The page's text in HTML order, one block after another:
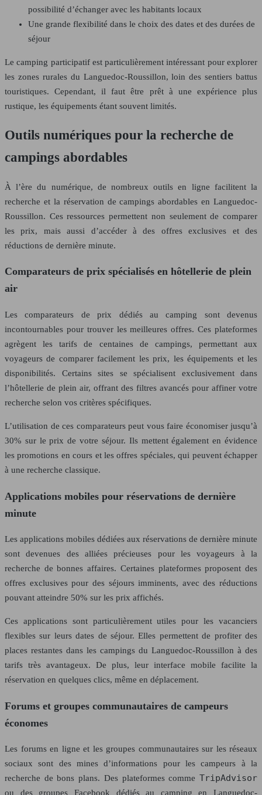
possibilité d’échanger avec les habitants locaux
Une grande flexibilité dans le choix des dates et des durées de
séjour
Le camping participatif est particulièrement intéressant pour explorer
les zones rurales du Languedoc-Roussillon, loin des sentiers battus
touristiques. Cependant, il faut être prêt à une expérience plus
rustique, les équipements étant souvent limités.
Outils numériques pour la recherche de
campings abordables
À l’ère du numérique, de nombreux outils en ligne facilitent la
recherche et la réservation de campings abordables en Languedoc-
Roussillon. Ces ressources permettent non seulement de comparer
les prix, mais aussi d’accéder à des offres exclusives et des
réductions de dernière minute.
Comparateurs de prix spécialisés en hôtellerie de plein
air
Les comparateurs de prix dédiés au camping sont devenus
incontournables pour trouver les meilleures offres. Ces plateformes
agrègent les tarifs de centaines de campings, permettant aux
voyageurs de comparer facilement les prix, les équipements et les
disponibilités. Certains sites se spécialisent exclusivement dans
l’hôtellerie de plein air, offrant des filtres avancés pour affiner votre
recherche selon vos critères spécifiques.
L’utilisation de ces comparateurs peut vous faire économiser jusqu’à
30% sur le prix de votre séjour. Ils mettent également en évidence
les promotions en cours et les offres spéciales, qui peuvent échapper
à une recherche classique.
Applications mobiles pour réservations de dernière
minute
Les applications mobiles dédiées aux réservations de dernière minute
sont devenues des alliées précieuses pour les voyageurs à la
recherche de bonnes affaires. Certaines plateformes proposent des
offres exclusives pour des séjours imminents, avec des réductions
pouvant atteindre 50% sur les prix affichés.
Ces applications sont particulièrement utiles pour les vacanciers
flexibles sur leurs dates de séjour. Elles permettent de profiter des
places restantes dans les campings du Languedoc-Roussillon à des
tarifs très avantageux. De plus, leur interface mobile facilite la
réservation en quelques clics, même en déplacement.
Forums et groupes communautaires de campeurs
économes
Les forums en ligne et les groupes communautaires sur les réseaux
sociaux sont des mines d’informations pour les campeurs à la
recherche de bons plans. Des plateformes comme TripAdvisor
ou des groupes Facebook dédiés au camping en Languedoc-